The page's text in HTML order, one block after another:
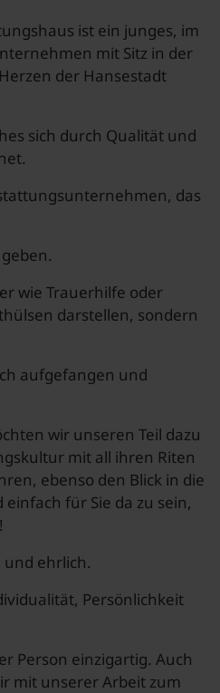
ist ein junges, im
mit Sitz in der
der Hansestadt
sich durch Qualität und
das
wie Trauerhilfe oder
darstellen, sondern
aufgefangen und
wir unseren Teil dazu
mit all ihren Riten
ebenso den Blick in die
für Sie da zu sein,
und ehrlich.
Persönlichkeit
Person einzigartig. Auch
mit unserer Arbeit zum